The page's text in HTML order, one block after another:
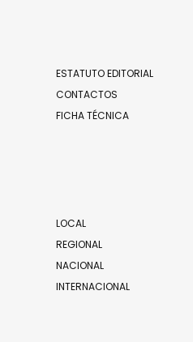
ESTATUTO EDITORIAL
CONTACTOS
FICHA TÉCNICA
LOCAL
REGIONAL
NACIONAL
INTERNACIONAL